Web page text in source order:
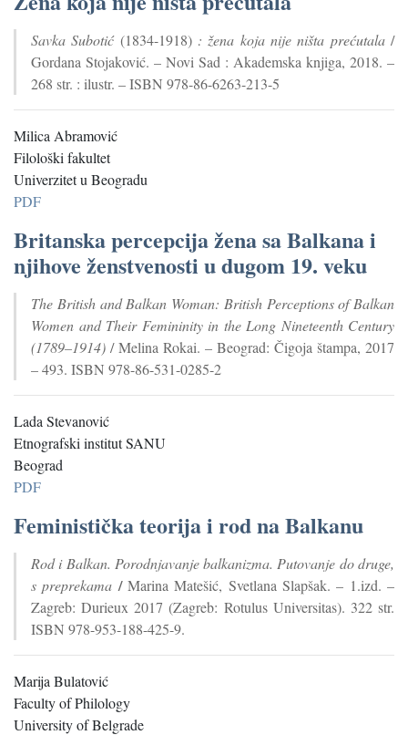
Savka Subotić (1834-1918) : žena koja nije ništa prećutala/
Gordana Stojaković. – Novi Sad : Akademska knjiga, 2018. –
268 str. : ilustr. – ISBN 978-86-6263-213-5
Milica Abramović
Filološki fakultet
Univerzitet u Beogradu
PDF
Britanska percepcija žena sa Balkana i
njihove ženstvenosti u dugom 19. veku
The British and Balkan Woman: British Perceptions of Balkan
Women and Their Femininity in the Long Nineteenth Century
(1789–1914) / Melina Rokai. – Beograd: Čigoja štampa, 2017
– 493. ISBN 978-86-531-0285-2
Lada Stevanović
Etnografski institut SANU
Beograd
PDF
Feministička teorija i rod na Balkanu
Rod i Balkan. Porodnjavanje balkanizma. Putovanje do druge,
s preprekama /Marina Matešić, Svetlana Slapšak. – 1.izd. –
Zagreb: Durieux 2017 (Zagreb: Rotulus Universitas). 322 str.
ISBN 978-953-188-425-9.
Marija Bulatović
Faculty of Philology
University of Belgrade